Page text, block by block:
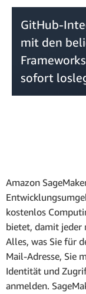
GitHub-
mit den
sofort
Amazon
kostenlos
bietet, damit jeder
Alles, was Sie für
Mail-Adresse, Sie
Identität und
anmelden.